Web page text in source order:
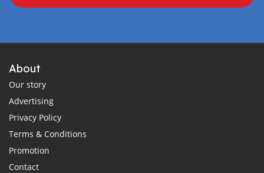
About
Our story
Advertising
Privacy Policy
Terms & Conditions
Promotion
Contact